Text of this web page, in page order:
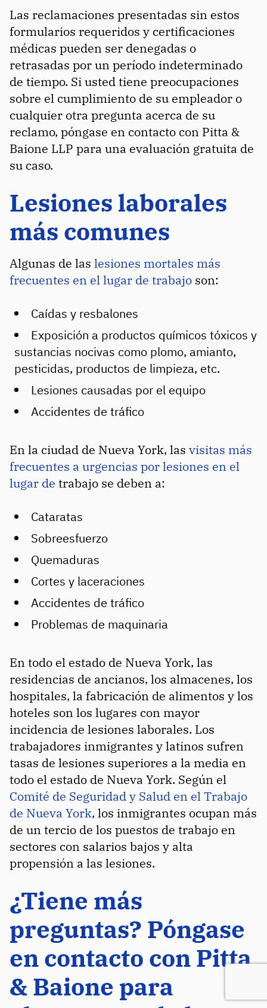
Las reclamaciones presentadas sin estos
formularios requeridos y certificaciones
médicas pueden ser denegadas o
retrasadas por un período indeterminado
de tiempo. Si usted tiene preocupaciones
sobre el cumplimiento de su empleador o
cualquier otra pregunta acerca de su
reclamo, póngase en contacto con Pitta &
Baione LLP para una evaluación gratuita de
su caso.
Lesiones laborales
más comunes
Algunas de las lesiones mortales más
frecuentes en el lugar de trabajo son:
Caídas y resbalones
Exposición a productos químicos tóxicos y
sustancias nocivas como plomo, amianto,
pesticidas, productos de limpieza, etc.
Lesiones causadas por el equipo
Accidentes de tráfico
En la ciudad de Nueva York, las visitas más
frecuentes a urgencias por lesiones en el
lugar de trabajo se deben a:
Cataratas
Sobreesfuerzo
Quemaduras
Cortes y laceraciones
Accidentes de tráfico
Problemas de maquinaria
En todo el estado de Nueva York, las
residencias de ancianos, los almacenes, los
hospitales, la fabricación de alimentos y los
hoteles son los lugares con mayor
incidencia de lesiones laborales. Los
trabajadores inmigrantes y latinos sufren
tasas de lesiones superiores a la media en
todo el estado de Nueva York. Según el
Comité de Seguridad y Salud en el Trabajo
de Nueva York, los inmigrantes ocupan más
de un tercio de los puestos de trabajo en
sectores con salarios bajos y alta
propensión a las lesiones.
¿Tiene más
preguntas? Póngase
en contacto con Pitta
& Baione para